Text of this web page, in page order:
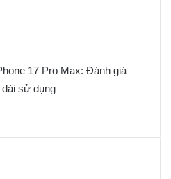
17 Pro Max: Đánh giá
sử dụng